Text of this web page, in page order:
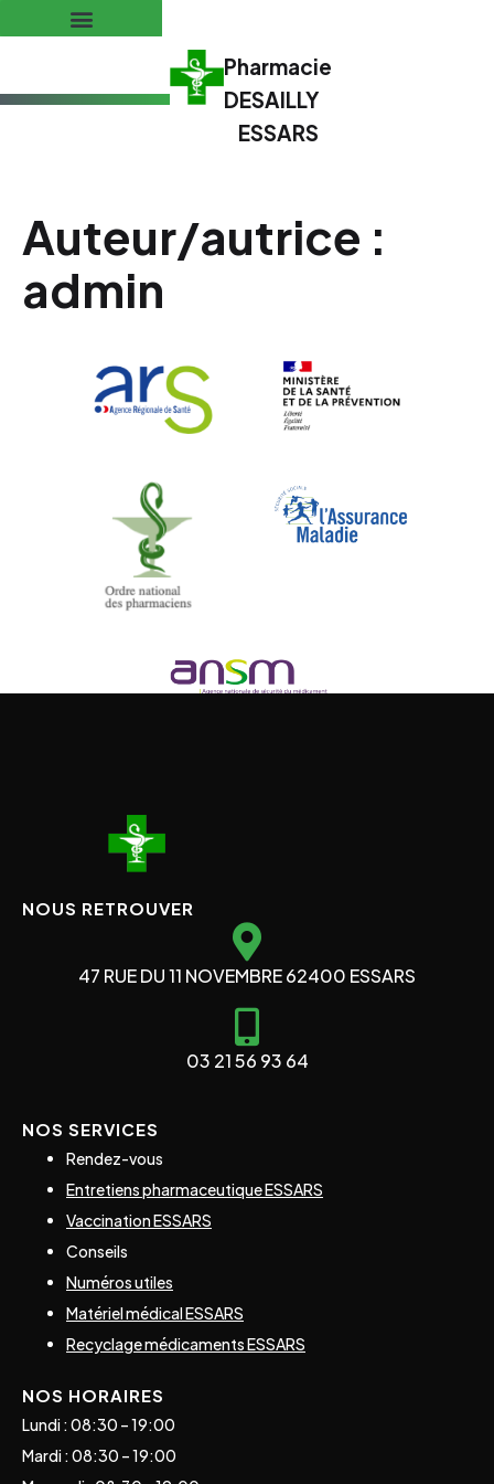
Pharmacie
DESAILLY
ESSARS
Auteur/autrice :
admin
NOUS RETROUVER
47 RUE DU 11 NOVEMBRE 62400 ESSARS
03 21 56 93 64
NOS SERVICES
Rendez-vous
Entretiens pharmaceutique ESSARS
Vaccination ESSARS
Conseils
Numéros utiles
Matériel médical ESSARS
Recyclage médicaments ESSARS
NOS HORAIRES
Lundi : 08:30 – 19:00
Mardi : 08:30 – 19:00